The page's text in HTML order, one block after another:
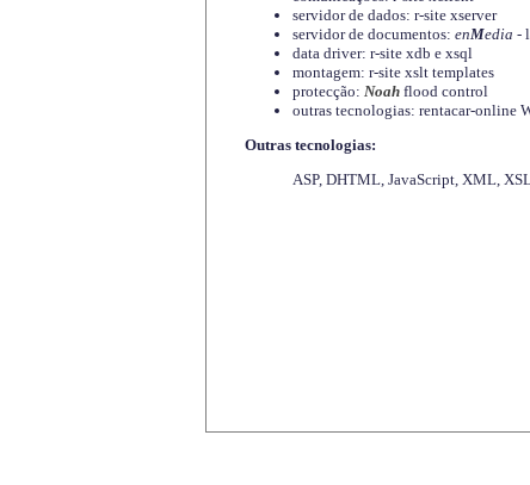
servidor de dados: r-site xserver
servidor de documentos: enMedia -
data driver: r-site xdb e xsql
montagem: r-site xslt templates
protecção: Noahflood control
outras tecnologias: rentacar-online
Outras tecnologias:
ASP, DHTML, JavaScript, XML,